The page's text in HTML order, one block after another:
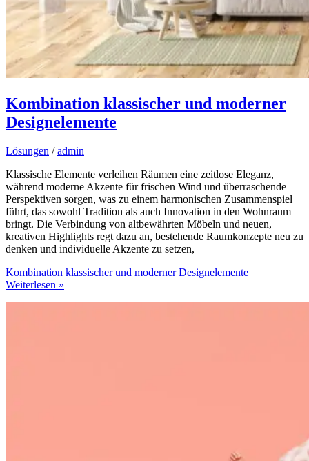
Kombination klassischer und moderner
Designelemente
Lösungen /admin
Klassische Elemente verleihen Räumen eine zeitlose Eleganz,
während moderne Akzente für frischen Wind und überraschende
Perspektiven sorgen, was zu einem harmonischen Zusammenspiel
führt, das sowohl Tradition als auch Innovation in den Wohnraum
bringt. Die Verbindung von altbewährten Möbeln und neuen,
kreativen Highlights regt dazu an, bestehende Raumkonzepte neu zu
denken und individuelle Akzente zu setzen,
Kombination klassischer und moderner Designelemente
Weiterlesen »